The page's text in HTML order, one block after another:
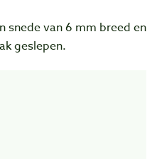
snede van 6 mm breed en
geslepen.